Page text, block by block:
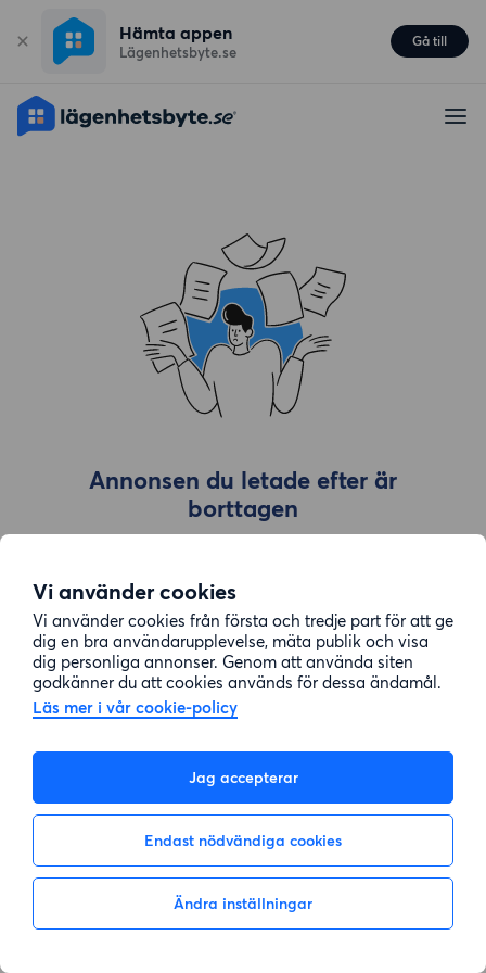
Vi använder cookies
Vi använder cookies från första och tredje part för att ge
dig en bra användarupplevelse, mäta publik och visa
dig personliga annonser. Genom att använda siten
godkänner du att cookies används för dessa ändamål.
Läs mer i vår cookie-policy
Jag accepterar
Endast nödvändiga cookies
Ändra inställningar
Hämta appen
Lägenhetsbyte.se
Gå till
Annonsen du letade efter är
borttagen
Gå till sök